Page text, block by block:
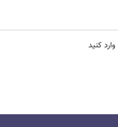
کنید